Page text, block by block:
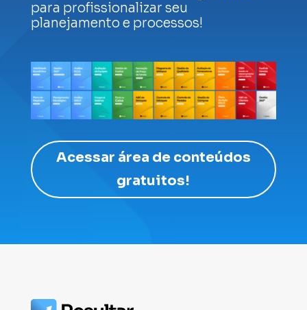
para profissionalizar seu
planejamento e processos!
Acessar área de conteúdos
gratuitos!